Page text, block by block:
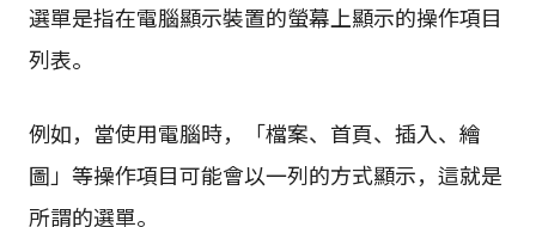
選單是指在電腦顯示裝置的螢幕上顯示的操作項目
列表。
例如，當使用電腦時，「檔案、首頁、插入、繪
圖」等操作項目可能會以一列的方式顯示，這就是
所謂的選單。